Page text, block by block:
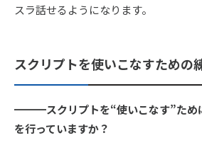
スラ話せるようになります。
スクリプトを使いこなすための
━━━スクリプトを“使いこなす”ため
を行っていますか？